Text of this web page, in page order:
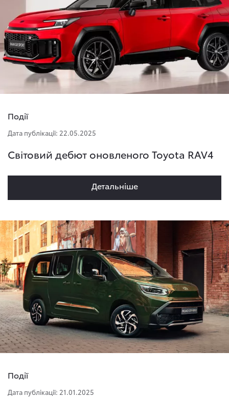
Події
Дата публікації: 22.05.2025
Світовий дебют оновленого Toyota RAV4
Детальнiше
Події
Дата публікації: 21.01.2025